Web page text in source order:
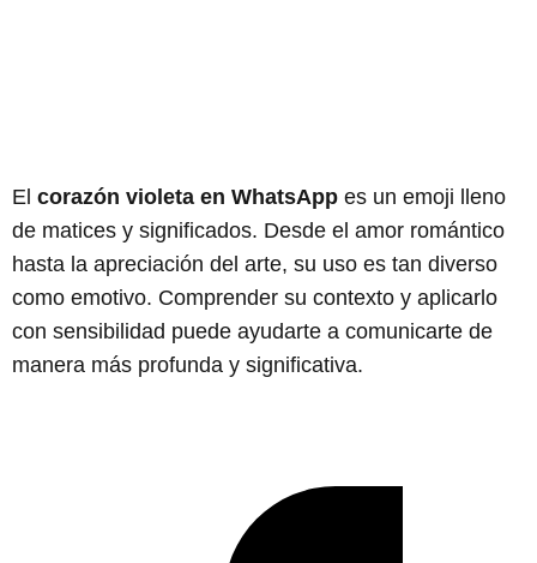
El corazón violeta en WhatsApp es un emoji lleno
de matices y significados. Desde el amor romántico
hasta la apreciación del arte, su uso es tan diverso
como emotivo. Comprender su contexto y aplicarlo
con sensibilidad puede ayudarte a comunicarte de
manera más profunda y significativa.